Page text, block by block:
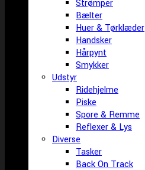
Strømper
Bælter
Huer & Tørklæder
Handsker
Hårpynt
Smykker
Udstyr
Ridehjelme
Piske
Spore & Remme
Reflexer & Lys
Diverse
Tasker
Back On Track